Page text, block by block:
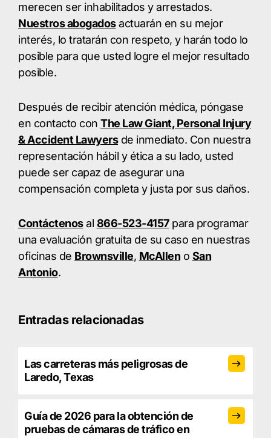
merecen ser inhabilitados y arrestados.
Nuestros abogadosactuarán en su mejor
interés, lo tratarán con respeto, y harán todo lo
posible para que usted logre el mejor resultado
posible.
Después de recibir atención médica, póngase
en contacto con The Law Giant, Personal Injury
& Accident Lawyersde inmediato. Con nuestra
representación hábil y ética a su lado, usted
puede ser capaz de asegurar una
compensación completa y justa por sus daños.
Contáctenosal 866-523-4157para programar
una evaluación gratuita de su caso en nuestras
oficinas de Brownsville, McAllen o San
Antonio.
Entradas relacionadas
Las carreteras más peligrosas de
Laredo, Texas
Guía de 2026 para la obtención de
pruebas de cámaras de tráfico en